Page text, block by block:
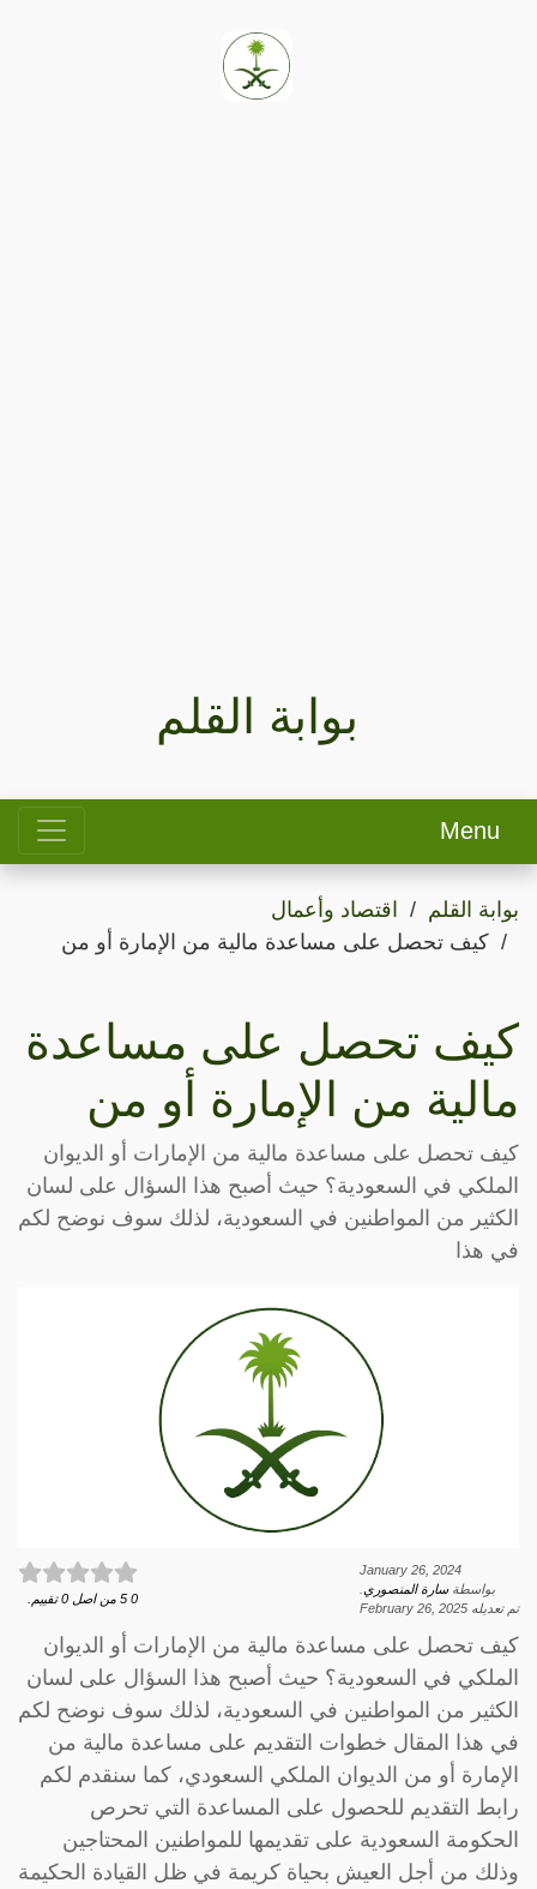
بوابة القلم
Menu
بوابة القلم
اقتصاد وأعمال
كيف تحصل على مساعدة مالية من الإمارة أو من
كيف تحصل على مساعدة
مالية من الإمارة أو من
كيف تحصل على مساعدة مالية من الإمارات أو الديوان
الملكي في السعودية؟ حيث أصبح هذا السؤال على لسان
الكثير من المواطنين في السعودية، لذلك سوف نوضح لكم
في هذا
January 26, 2024
بواسطةسارة المنصوري
تم تعديله February 26, 2025
0
5 من اصل 0 تقييم.
كيف تحصل على مساعدة مالية من الإمارات أو الديوان
الملكي في السعودية؟ حيث أصبح هذا السؤال على لسان
الكثير من المواطنين في السعودية، لذلك سوف نوضح لكم
في هذا المقال خطوات التقديم على مساعدة مالية من
الإمارة أو من الديوان الملكي السعودي، كما سنقدم لكم
رابط التقديم للحصول على المساعدة التي تحرص
الحكومة السعودية على تقديمها للمواطنين المحتاجين
وذلك من أجل العيش بحياة كريمة في ظل القيادة الحكيمة